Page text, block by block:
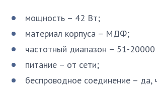
мощность – 42 Вт;
материал корпуса – МДФ;
частотный диапазон – 51-20000
питание – от сети;
беспроводное соединение – да,